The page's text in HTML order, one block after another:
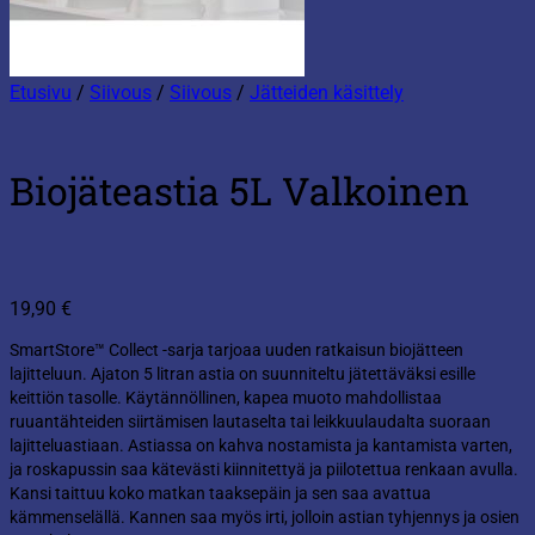
Etusivu / Siivous / Siivous / Jätteiden käsittely
Biojäteastia 5L Valkoinen
19,90 €
SmartStore™ Collect -sarja tarjoaa uuden ratkaisun biojätteen
lajitteluun. Ajaton 5 litran astia on suunniteltu jätettäväksi esille
keittiön tasolle. Käytännöllinen, kapea muoto mahdollistaa
ruuantähteiden siirtämisen lautaselta tai leikkuulaudalta suoraan
lajitteluastiaan. Astiassa on kahva nostamista ja kantamista varten,
ja roskapussin saa kätevästi kiinnitettyä ja piilotettua renkaan avulla.
Kansi taittuu koko matkan taaksepäin ja sen saa avattua
kämmenselällä. Kannen saa myös irti, jolloin astian tyhjennys ja osien